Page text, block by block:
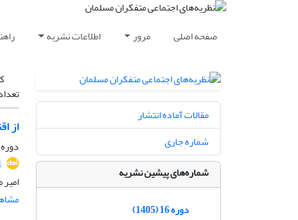
صفحه اصلی مرور اطلاعات نشریه
از
دوره 15، شماره 4، زمستان 1404، صفحه
امیر
مقالات آماده انتشار
شماره جاری
شماره‌های پیشین نشریه
دوره 16 (1405)